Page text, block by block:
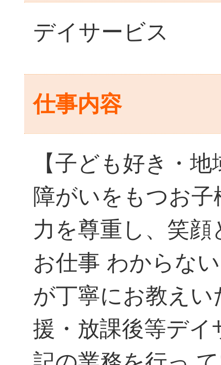
デイサービス
仕事内容
【子ども好き・
障がいをもつお
力を尊重し、笑
お仕事 わからな
が丁寧にお教え
援・放課後等デ